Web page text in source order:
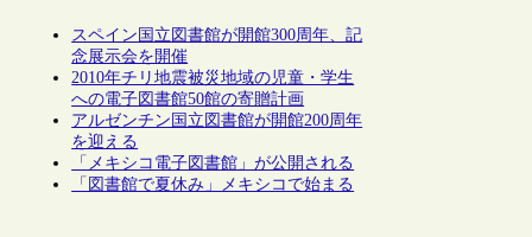
スペイン国立図書館が開館300周年、記
念展示会を開催
2010年チリ地震被災地域の児童・学生
への電子図書館50館の寄贈計画
アルゼンチン国立図書館が開館200周年
を迎える
「メキシコ電子図書館」が公開される
「図書館で夏休み」メキシコで始まる